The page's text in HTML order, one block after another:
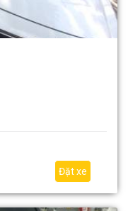
Đặt xe